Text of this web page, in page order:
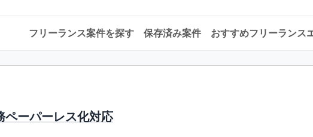
フリーランス案件を探す 保存済み案件 おすすめフリーランス
ペーパーレス化対応